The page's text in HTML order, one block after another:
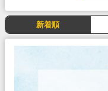
新着順